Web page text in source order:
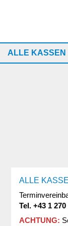
ALLE KASSEN
ALLE
Tel. +43 1 270
ACHTUNG: